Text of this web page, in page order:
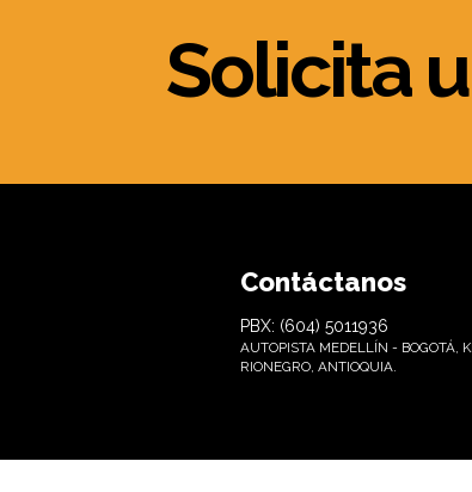
Solicita
Contáctanos
PBX: (604) 5011936
AUTOPISTA MEDELLÍN - BOGOTÁ,
RIONEGRO, ANTIOQUIA.